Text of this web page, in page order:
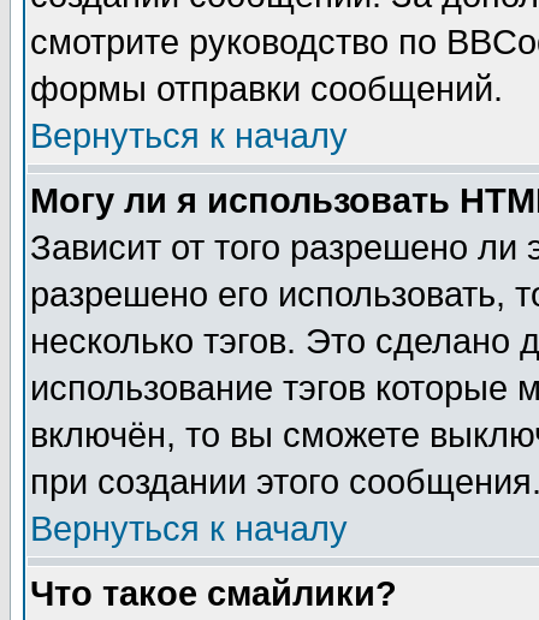
смотрите руководство по
формы отправки сообщений.
Вернуться к началу
Могу ли я использовать
Зависит от того разрешено
разрешено его использовать,
несколько тэгов. Это сделано
использование тэгов
включён, то вы сможете
при создании этого
Вернуться к началу
Что такое смайлики?